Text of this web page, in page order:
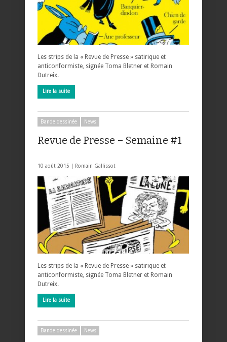
Les strips de la « Revue de Presse » satirique et
anticonformiste, signée Toma Bletner et Romain
Dutreix.
Lire la suite
Bande dessinée News
Revue de Presse – Semaine #1
10 août 2015 | Romain Gallissot
Les strips de la « Revue de Presse » satirique et
anticonformiste, signée Toma Bletner et Romain
Dutreix.
Lire la suite
Bande dessinée News